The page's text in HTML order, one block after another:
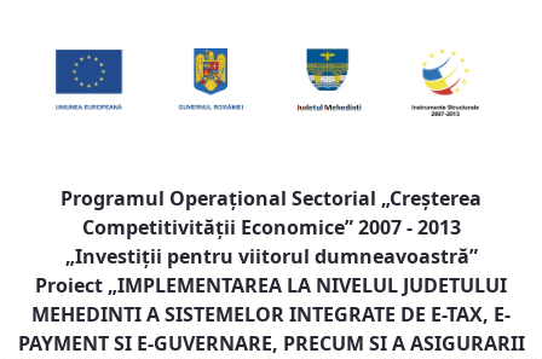
Programul Operaţional Sectorial „Creşterea
Competitivităţii Economice” 2007 - 2013
„Investiţii pentru viitorul dumneavoastră”
Proiect „IMPLEMENTAREA LA NIVELUL JUDETULUI
MEHEDINTI A SISTEMELOR INTEGRATE DE E-TAX, E-
PAYMENT SI E-GUVERNARE, PRECUM SI A ASIGURARII